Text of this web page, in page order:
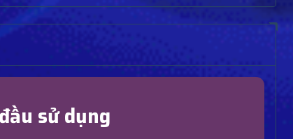
sử dụng